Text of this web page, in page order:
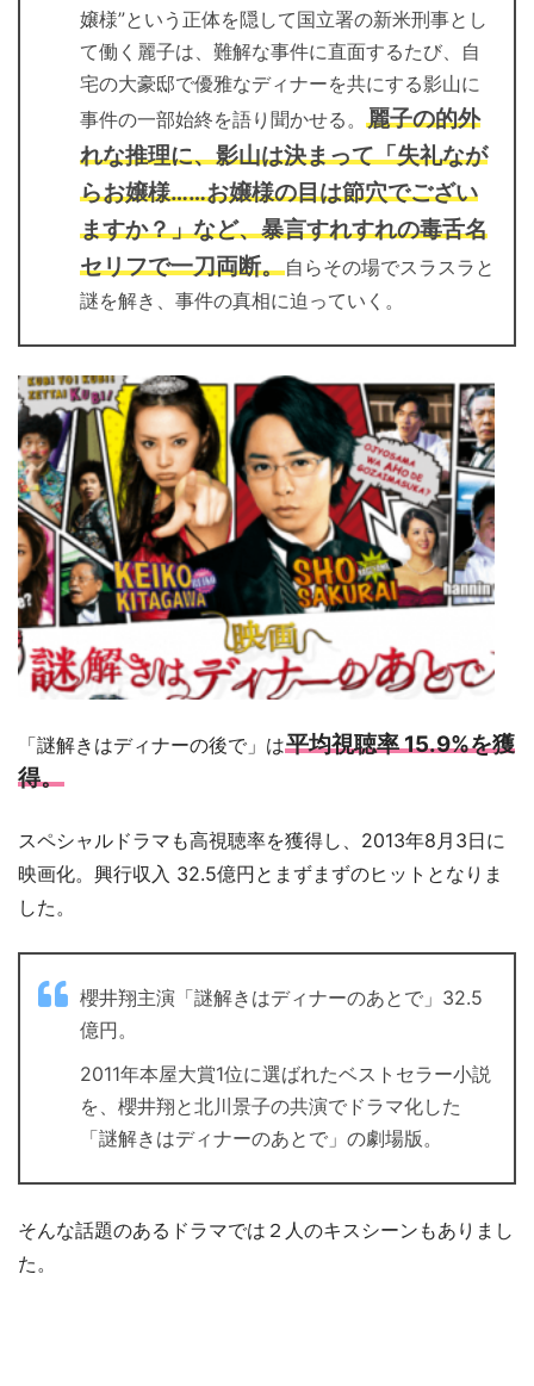
嬢様”という正体を隠して国立署の新米刑事とし
て働く麗子は、難解な事件に直面するたび、自
宅の大豪邸で優雅なディナーを共にする影山に
事件の一部始終を語り聞かせる。 麗子の的外
れな推理に、影山は決まって「失礼なが
らお嬢様……お嬢様の目は節穴でござい
ますか？」など、暴言すれすれの毒舌名
セリフで一刀両断。自らその場でスラスラと
謎を解き、事件の真相に迫っていく。
「謎解きはディナーの後で」は平均視聴率 15.9%を獲
得。
スペシャルドラマも高視聴率を獲得し、2013年8月3日に
映画化。興行収入 32.5億円とまずまずのヒットとなりま
した。
櫻井翔主演「謎解きはディナーのあとで」32.5
億円。
2011年本屋大賞1位に選ばれたベストセラー小説
を、櫻井翔と北川景子の共演でドラマ化した
「謎解きはディナーのあとで」の劇場版。
そんな話題のあるドラマでは２人のキスシーンもありまし
た。